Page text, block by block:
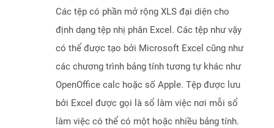
Các tệp có phần mở rộng XLS đại diện cho
định dạng tệp nhị phân Excel. Các tệp như vậy
có thể được tạo bởi Microsoft Excel cũng như
các chương trình bảng tính tương tự khác như
OpenOffice calc hoặc số Apple. Tệp được lưu
bởi Excel được gọi là sổ làm việc nơi mỗi sổ
làm việc có thể có một hoặc nhiều bảng tính.